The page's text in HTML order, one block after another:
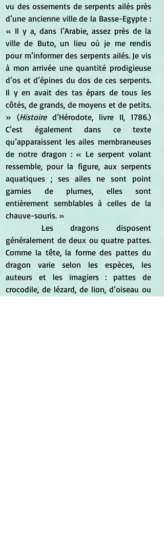
vu des ossements de serpents ailés près
d’une ancienne ville de la Basse-Egypte :
« Il y a, dans l’Arabie, assez près de la
ville de Buto, un lieu où je me rendis
pour m’informer des serpents ailés. Je vis
à mon arrivée une quantité prodigieuse
d’os et d’épines du dos de ces serpents.
Il y en avait des tas épars de tous les
côtés, de grands, de moyens et de petits.
» (Histoire d’Hérodote, livre II, 1786.)
C’est également dans ce texte
qu’apparaissent les ailes membraneuses
de notre dragon : « Le serpent volant
ressemble, pour la figure, aux serpents
aquatiques ; ses ailes ne sont point
garnies de plumes, elles sont
entièrement semblables à celles de la
chauve-souris. »
généralement de deux ou quatre pattes.
Comme la tête, la forme des pattes du
dragon varie selon les espèces, les
auteurs et les imagiers : pattes de
crocodile, de lézard, de lion, d’oiseau ou